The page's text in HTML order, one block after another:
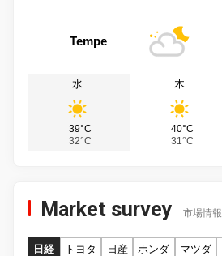
Tempe
水
39°C
32°C
木
40°C
31°C
Market survey 市場情報
日経 トヨタ 日産 ホンダ マツダ